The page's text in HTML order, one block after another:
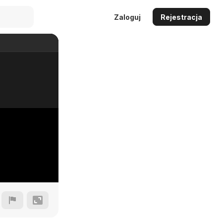
Zaloguj Rejestracja